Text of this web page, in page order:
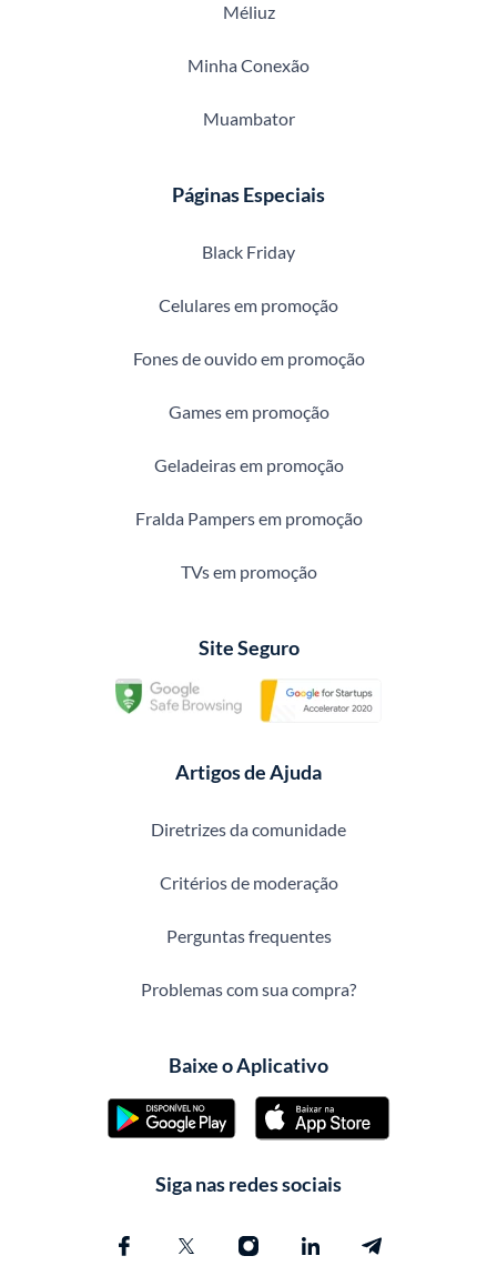
Méliuz
Minha Conexão
Muambator
Páginas Especiais
Black Friday
Celulares em promoção
Fones de ouvido em promoção
Games em promoção
Geladeiras em promoção
Fralda Pampers em promoção
TVs em promoção
Site Seguro
Artigos de Ajuda
Diretrizes da comunidade
Critérios de moderação
Perguntas frequentes
Problemas com sua compra?
Baixe o Aplicativo
Siga nas redes sociais